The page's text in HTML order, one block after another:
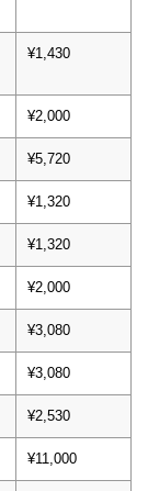
¥1,430
¥2,000
¥5,720
¥1,320
¥1,320
¥2,000
¥3,080
¥3,080
¥2,530
¥11,000